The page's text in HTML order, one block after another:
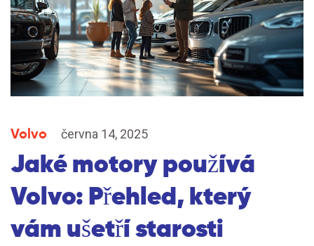
Volvo června 14, 2025
Jaké motory používá
Volvo: Přehled, který
vám ušetří starosti